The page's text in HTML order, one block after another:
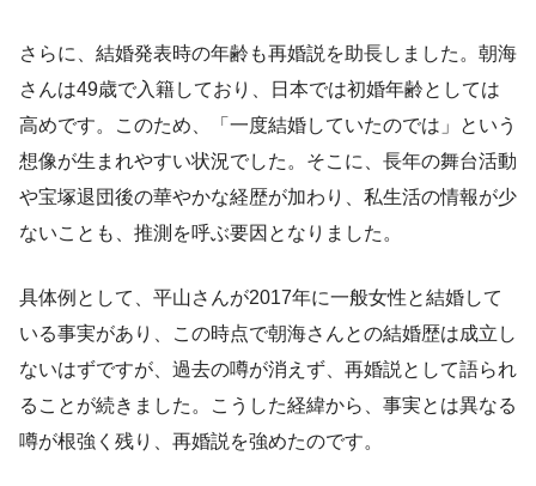
さらに、結婚発表時の年齢も再婚説を助長しました。朝海
さんは49歳で入籍しており、日本では初婚年齢としては
高めです。このため、「一度結婚していたのでは」という
想像が生まれやすい状況でした。そこに、長年の舞台活動
や宝塚退団後の華やかな経歴が加わり、私生活の情報が少
ないことも、推測を呼ぶ要因となりました。
具体例として、平山さんが2017年に一般女性と結婚して
いる事実があり、この時点で朝海さんとの結婚歴は成立し
ないはずですが、過去の噂が消えず、再婚説として語られ
ることが続きました。こうした経緯から、事実とは異なる
噂が根強く残り、再婚説を強めたのです。